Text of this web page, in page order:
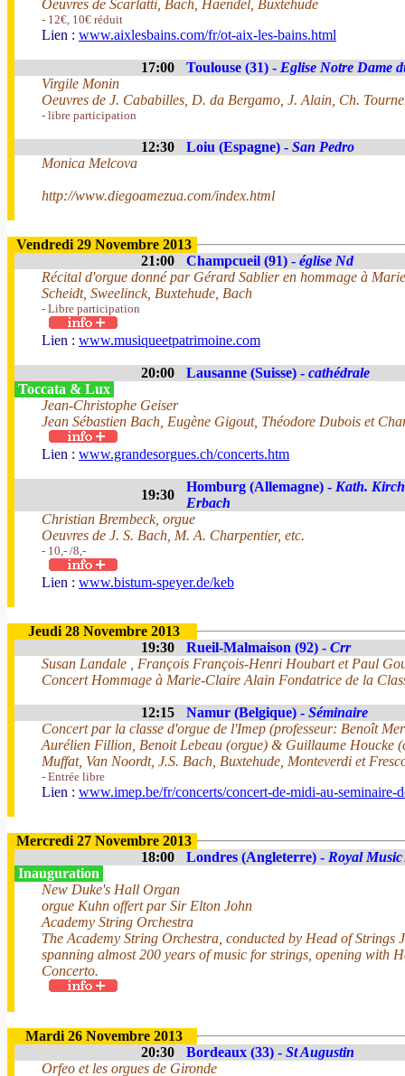
Oeuvres de Scarlatti, Bach, Haendel, Buxtehude
- 12€, 10€ réduit
Lien : www.aixlesbains.com/fr/ot-aix-les-bains.html
17:00 Toulouse (31) - Eglise Notre Dame
Virgile Monin
Oeuvres de J. Cababilles, D. da Bergamo, J. Alain, Ch.
- libre participation
12:30 Loiu (Espagne) - San Pedro
Monica Melcova
http://www.diegoamezua.com/index.html
Vendredi 29 Novembre 2013
21:00
Champcueil (91) - église Nd
Récital d'orgue donné par Gérard Sablier en hommage à
Scheidt, Sweelinck, Buxtehude, Bach
- Libre participation
Lien : www.musiqueetpatrimoine.com
20:00 Lausanne (Suisse) - cathédrale
Toccata & Lux
Jean-Christophe Geiser
Jean Sébastien Bach, Eugène Gigout, Théodore Dubois et
Lien : www.grandesorgues.ch/concerts.htm
19:30
Homburg (Allemagne) - Kath.
Erbach
Christian Brembeck, orgue
Oeuvres de J. S. Bach, M. A. Charpentier, etc.
- 10,- /8,-
Lien : www.bistum-speyer.de/keb
Jeudi 28 Novembre 2013
19:30
Rueil-Malmaison (92) - Crr
Susan Landale , François François-Henri Houbart et Paul
Concert Hommage à Marie-Claire Alain Fondatrice de la
12:15 Namur (Belgique) - Séminaire
Concert par la classe d'orgue de l'Imep (professeur: Benoît
Aurélien Fillion, Benoit Lebeau (orgue) & Guillaume Houcke
Muffat, Van Noordt, J.S. Bach, Buxtehude, Monteverdi et
- Entrée libre
Lien : www.imep.be/fr/concerts/concert-de-midi-au-seminaire-
Mercredi 27 Novembre 2013
18:00
Londres (Angleterre) - Royal Music
Inauguration
New Duke's Hall Organ
orgue Kuhn offert par Sir Elton John
Academy String Orchestra
The Academy String Orchestra, conducted by Head of Strings
spanning almost 200 years of music for strings, opening with
Concerto.
Mardi 26 Novembre 2013
20:30
Bordeaux (33) - St Augustin
Orfeo et les orgues de Gironde